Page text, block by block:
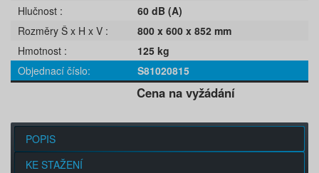
Hlučnost
60 dB (A)
Rozměry Š x H x V
800 x 600 x 852 mm
Hmotnost
125 kg
Objednací číslo
S81020815
Cena na vyžádání
POPIS
KE STAŽENÍ